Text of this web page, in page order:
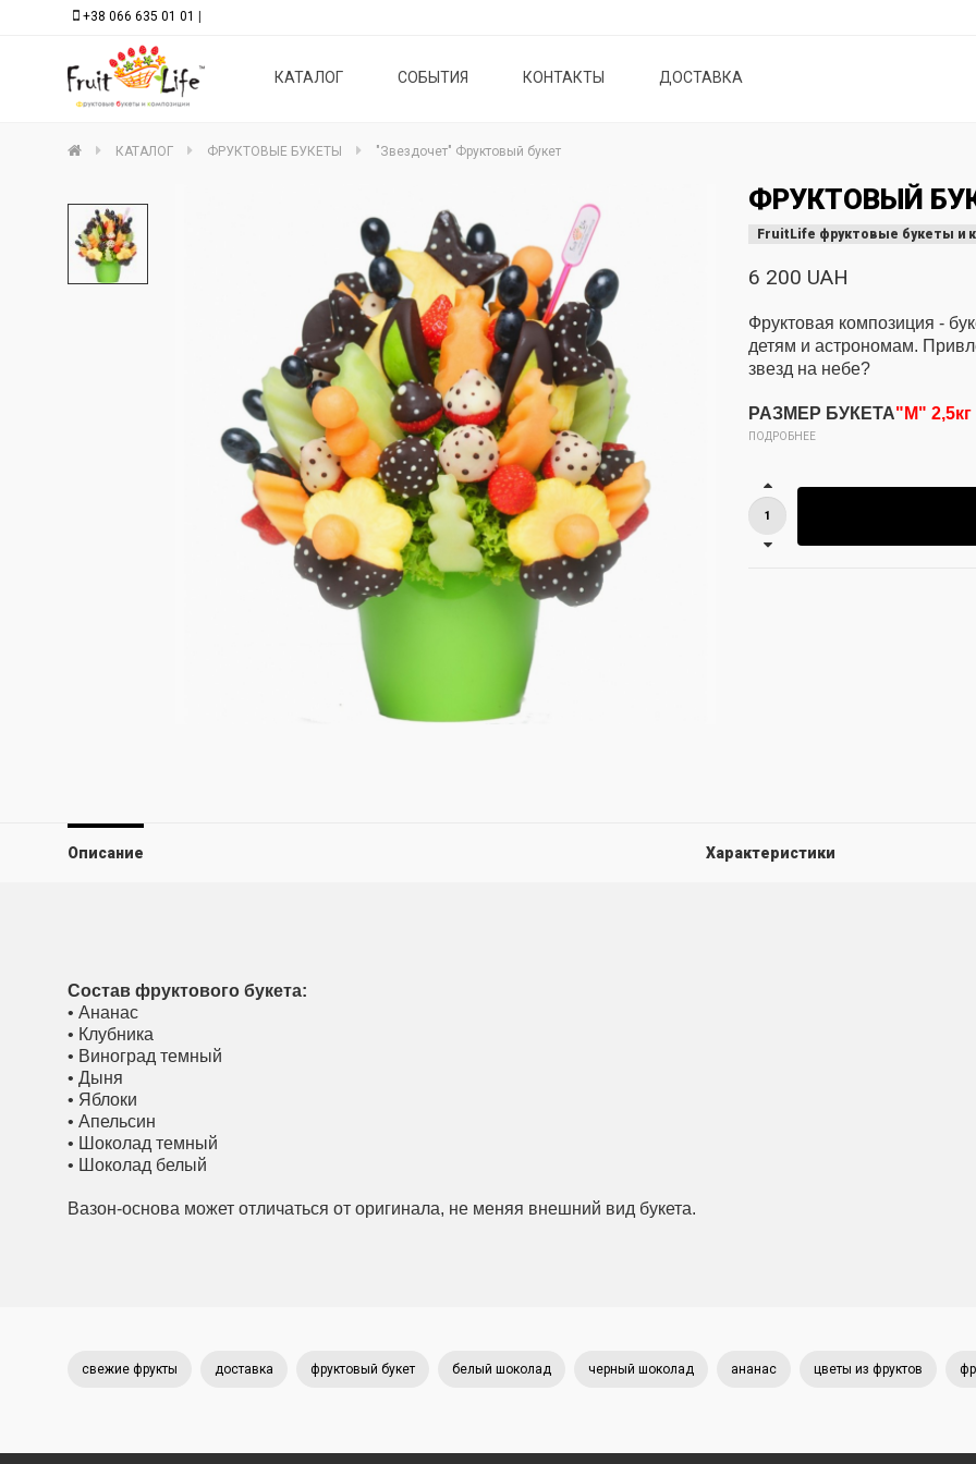
КАТАЛОГ СОБЫТИЯ КОНТАКТЫ ДОСТАВКА
+38 066 635 01 01
КАТАЛОГ ФРУКТОВЫЕ БУКЕТЫ "Звездочет" Фруктовый букет
ФРУКТОВЫЙ
FruitLife фруктовые букеты и
6 200 UAH
Фруктовая композиция -
детям и астрономам.
звезд на небе?
РАЗМЕР БУКЕТА"М" 2,5кг
ПОДРОБНЕЕ
Описание Характеристики
Состав фруктового букета:
• Ананаc
• Клубника
• Виноград темный
• Дыня
• Яблоки
• Апельсин
• Шоколад темный
• Шоколад белый
Вазон-основа может отличаться от оригинала, не меняя внешний вид букета.
свежие фрукты доставка фруктовый букет белый шоколад черный шоколад ананас цветы из фруктов